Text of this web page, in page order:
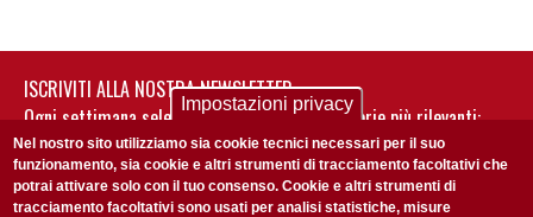
ISCRIVITI ALLA NOSTRA NEWSLETTER
Ogni settimana selezioniamo per te nostre storie più rilevanti:
non perderti gli aggiornamenti della nostra newsletter
Impostazioni privacy
Nel nostro sito utilizziamo sia cookie tecnici necessari per il suo
funzionamento, sia cookie e altri strumenti di tracciamento facoltativi che
potrai attivare solo con il tuo consenso. Cookie e altri strumenti di
tracciamento facoltativi sono usati per analisi statistiche, misure